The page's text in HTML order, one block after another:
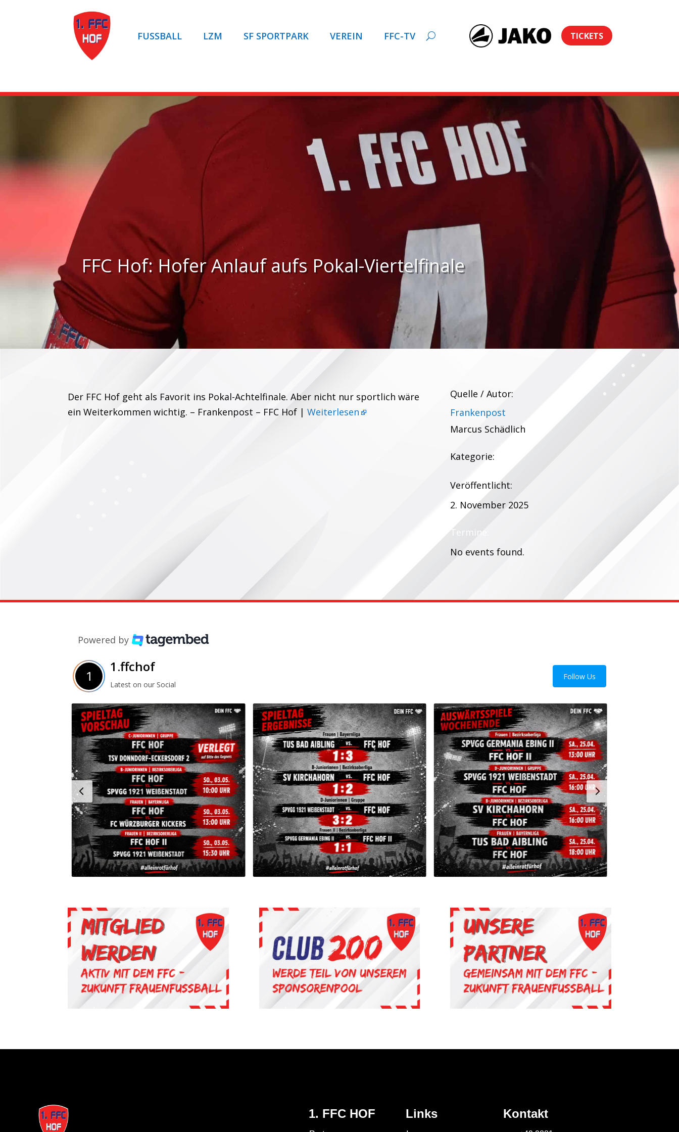
FUSSBALL LZM SF SPORTPARK VEREIN FFC-TV TICKETS
FFC Hof: Hofer Anlauf aufs Pokal-Viertelfinale
Der FFC Hof geht als Favorit ins Pokal-Achtelfinale. Aber nicht nur sportlich wäre
ein Weiterkommen wichtig. – Frankenpost – FFC Hof |Weiterlesen
Quelle / Autor:
Frankenpost
Marcus Schädlich
Kategorie:
Veröffentlicht:
2. November 2025
Termine:
No events found.
Powered by
1.ffchof
Latest on our Social
Follow Us
1. FFC HOF Links Kontakt